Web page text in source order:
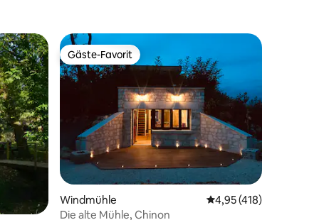
Gäste-Favorit
Gäste-Favorit
Windmühle Durchschnittliche
4,95 (418)
Die alte Mühle, Chinon